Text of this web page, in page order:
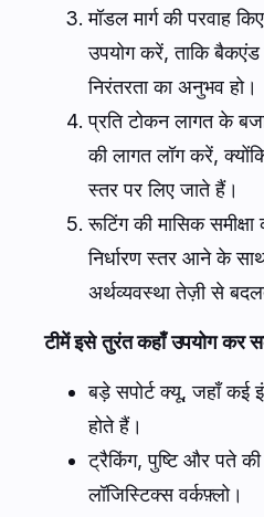
मॉडल मार्ग की परवाह
उपयोग करें, ताकि बैकएंड
निरंतरता का अनुभव हो।
प्रति टोकन लागत के
की लागत लॉग करें,
स्तर पर लिए जाते हैं।
रूटिंग की मासिक
निर्धारण स्तर आने के
अर्थव्यवस्था तेज़ी से
टीमें इसे तुरंत कहाँ उपयोग कर
बड़े सपोर्ट क्यू, जहाँ कई
होते हैं।
ट्रैकिंग, पुष्टि और पते
लॉजिस्टिक्स वर्कफ़्लो।